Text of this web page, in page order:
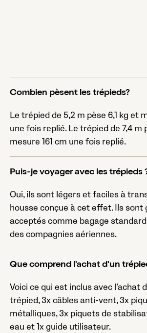
Combien pèsent les trépieds?
Le trépied de 5,2 m pèse 6,1 kg et
une fois replié. Le trépied de 7,4 m
mesure 161 cm une fois replié.
Puis-je voyager avec les trépieds
Oui, ils sont légers et faciles à
housse conçue à cet effet. Ils
acceptés comme bagage
des compagnies aériennes.
Que comprend l'achat d'un
Voici ce qui est inclus avec l’achat
trépied, 3x câbles anti-vent, 3x
métalliques, 3x piquets de
eau et 1x guide utilisateur.